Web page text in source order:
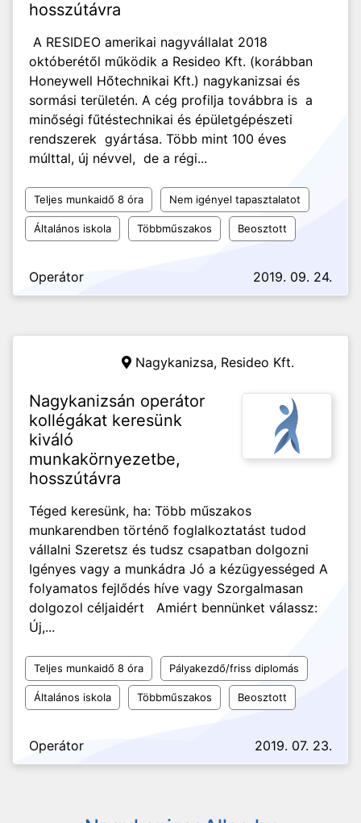
hosszútávra
A RESIDEO amerikai nagyvállalat 2018
októberétől működik a Resideo Kft. (korábban
Honeywell Hőtechnikai Kft.) nagykanizsai és
sormási területén. A cég profilja továbbra is a
minőségi fűtéstechnikai és épületgépészeti
rendszerek gyártása. Több mint 100 éves
múlttal, új névvel, de a régi...
Teljes munkaidő 8 óra Nem igényel tapasztalatot
Általános iskola Többműszakos Beosztott
Operátor 2019. 09. 24.
Nagykanizsa, Resideo Kft.
Nagykanizsán operátor
kollégákat keresünk
kiváló
munkakörnyezetbe,
hosszútávra
Téged keresünk, ha: Több műszakos
munkarendben történő foglalkoztatást tudod
vállalni Szeretsz és tudsz csapatban dolgozni
Igényes vagy a munkádra Jó a kézügyességed A
folyamatos fejlődés híve vagy Szorgalmasan
dolgozol céljaidért Amiért bennünket válassz:
Új,...
Teljes munkaidő 8 óra Pályakezdő/friss diplomás
Általános iskola Többműszakos Beosztott
Operátor 2019. 07. 23.